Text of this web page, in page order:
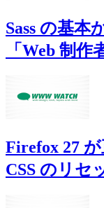
Sass の基本
「Web 制作
Firefox 27
CSS のリセ